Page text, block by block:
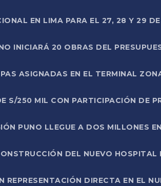
EN LIMA PARA EL 27, 28 Y 29
INICIARÁ 20 OBRAS DEL
ASIGNADAS EN EL TERMINAL
S/250 MIL CON PARTICIPACIÓN DE
PUNO LLEGUE A DOS MILLONES
DEL NUEVO
DIRECTA EN EL